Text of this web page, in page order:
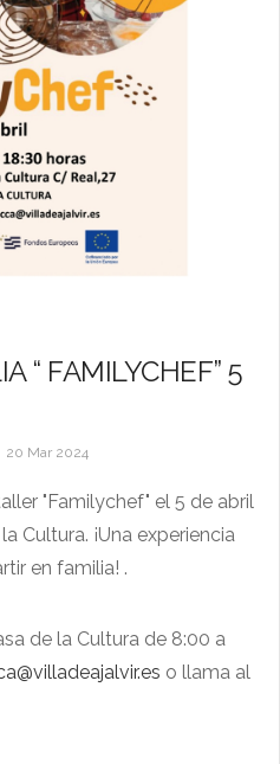
“ FAMILYCHEF” 5
20 Mar 2024
"Familychef" el 5 de abril
Cultura. ¡Una experiencia
en familia! .
de la Cultura de 8:00 a
o llama al